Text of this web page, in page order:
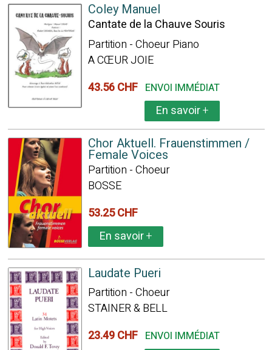
Coley Manuel
Cantate de la Chauve Souris
Partition - Choeur Piano
A CŒUR JOIE
43.56 CHF ENVOI IMMÉDIAT
En savoir+
Chor Aktuell. Frauenstimmen /
Female Voices
Partition - Choeur
BOSSE
53.25 CHF
En savoir+
Laudate Pueri
Partition - Choeur
STAINER & BELL
23.49 CHF ENVOI IMMÉDIAT